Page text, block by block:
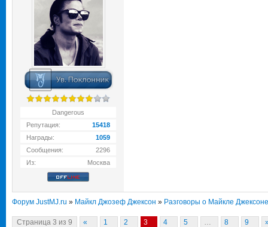
Dangerous
Репутация:
15418
Награды:
1059
Сообщения:
2296
Из:
Москва
Форум JustMJ.ru » Майкл Джозеф Джексон » Разговоры о Майкле Джексоне
Страница 3 из 9 « 1 2 3 4 5 … 8 9